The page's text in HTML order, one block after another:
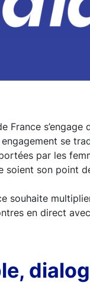
France s’engage
se
par les
son point
souhaite
en direct